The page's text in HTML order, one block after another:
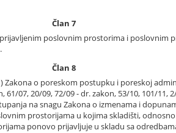
Član 7
poslovnim prostorima i poslovnim
Član 8
o poreskom postupku i poreskoj
07, 20/09, 72/09 - dr. zakon, 53/10, 101/11,
na snagu Zakona o izmenama i
prostorijama u kojima skladišti,
ponovo prijavljuje u skladu sa